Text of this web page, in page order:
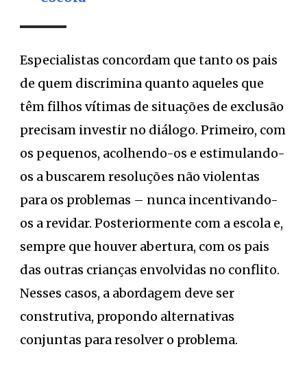
Especialistas concordam que tanto os pais
de quem discrimina quanto aqueles que
têm filhos vítimas de situações de exclusão
precisam investir no diálogo. Primeiro, com
os pequenos, acolhendo-os e estimulando-
os a buscarem resoluções não violentas
para os problemas – nunca incentivando-
os a revidar. Posteriormente com a escola e,
sempre que houver abertura, com os pais
das outras crianças envolvidas no conflito.
Nesses casos, a abordagem deve ser
construtiva, propondo alternativas
conjuntas para resolver o problema.